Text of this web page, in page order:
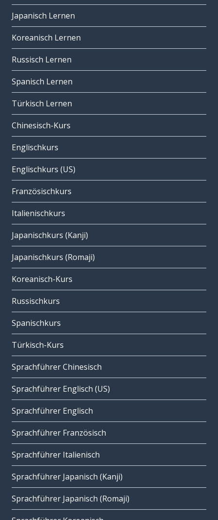
Japanisch Lernen
Koreanisch Lernen
Russisch Lernen
Spanisch Lernen
Türkisch Lernen
Chinesisch-Kurs
Englischkurs
Englischkurs (US)
Französischkurs
Italienischkurs
Japanischkurs (Kanji)
Japanischkurs (Romaji)
Koreanisch-Kurs
Russischkurs
Spanischkurs
Türkisch-Kurs
Sprachführer Chinesisch
Sprachführer Englisch (US)
Sprachführer Englisch
Sprachführer Französisch
Sprachführer Italienisch
Sprachführer Japanisch (Kanji)
Sprachführer Japanisch (Romaji)